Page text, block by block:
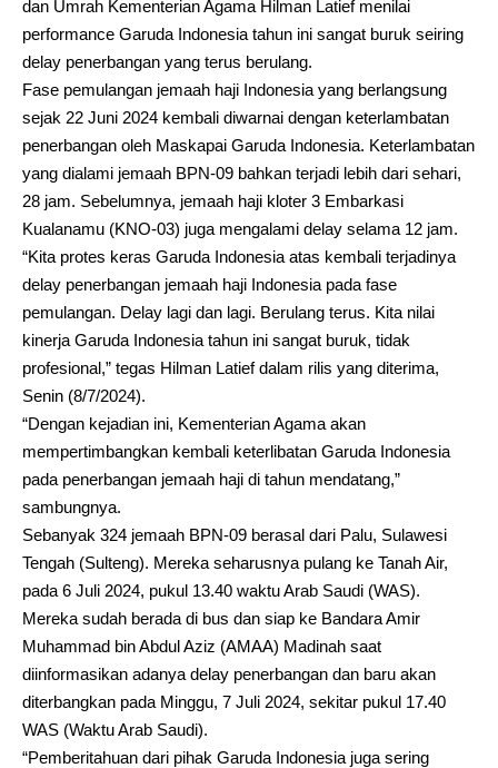
dan Umrah Kementerian Agama Hilman Latief menilai
performance Garuda Indonesia tahun ini sangat buruk seiring
delay penerbangan yang terus berulang.
Fase pemulangan jemaah haji Indonesia yang berlangsung
sejak 22 Juni 2024 kembali diwarnai dengan keterlambatan
penerbangan oleh Maskapai Garuda Indonesia. Keterlambatan
yang dialami jemaah BPN-09 bahkan terjadi lebih dari sehari,
28 jam. Sebelumnya, jemaah haji kloter 3 Embarkasi
Kualanamu (KNO-03) juga mengalami delay selama 12 jam.
“Kita protes keras Garuda Indonesia atas kembali terjadinya
delay penerbangan jemaah haji Indonesia pada fase
pemulangan. Delay lagi dan lagi. Berulang terus. Kita nilai
kinerja Garuda Indonesia tahun ini sangat buruk, tidak
profesional,” tegas Hilman Latief dalam rilis yang diterima,
Senin (8/7/2024).
“Dengan kejadian ini, Kementerian Agama akan
mempertimbangkan kembali keterlibatan Garuda Indonesia
pada penerbangan jemaah haji di tahun mendatang,”
sambungnya.
Sebanyak 324 jemaah BPN-09 berasal dari Palu, Sulawesi
Tengah (Sulteng). Mereka seharusnya pulang ke Tanah Air,
pada 6 Juli 2024, pukul 13.40 waktu Arab Saudi (WAS).
Mereka sudah berada di bus dan siap ke Bandara Amir
Muhammad bin Abdul Aziz (AMAA) Madinah saat
diinformasikan adanya delay penerbangan dan baru akan
diterbangkan pada Minggu, 7 Juli 2024, sekitar pukul 17.40
WAS (Waktu Arab Saudi).
“Pemberitahuan dari pihak Garuda Indonesia juga sering